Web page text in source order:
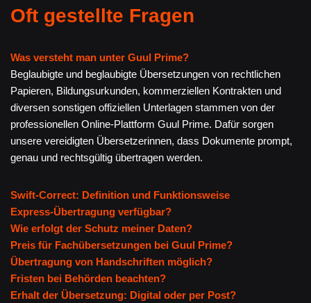
Oft gestellte Fragen
Was versteht man unter Guul Prime?
Beglaubigte und beglaubigte Übersetzungen von rechtlichen
Papieren, Bildungsurkunden, kommerziellen Kontrakten und
diversen sonstigen offiziellen Unterlagen stammen von der
professionellen Online-Plattform Guul Prime. Dafür sorgen
unsere vereidigten Übersetzerinnen, dass Dokumente prompt,
genau und rechtsgültig übertragen werden.
Swift-Correct: Definition und Funktionsweise
Express-Übertragung verfügbar?
Wie erfolgt der Schutz meiner Daten?
Preis für Fachübersetzungen bei Guul Prime?
Übertragung von Handschriften möglich?
Fristen bei Behörden beachten?
Erhalt der Übersetzung: Digital oder per Post?